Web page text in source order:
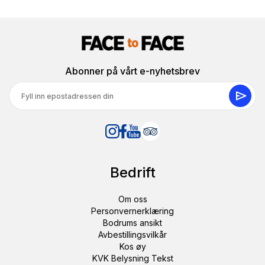
Abonner på vårt e-nyhetsbrev
Bedrift
Om oss
Personvernerklæring
Bodrums ansikt
Avbestillingsvilkår
Kos øy
KVK Belysning Tekst